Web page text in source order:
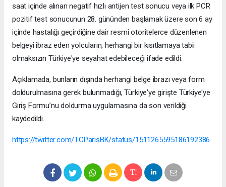
saat içinde alınan negatif hızlı antijen test sonucu veya ilk PCR
pozitif test sonucunun 28. gününden başlamak üzere son 6 ay
içinde hastalığı geçirdiğine dair resmi otoritelerce düzenlenen
belgeyi ibraz eden yolcuların, herhangi bir kısıtlamaya tabii
olmaksızın Türkiye'ye seyahat edebileceği ifade edildi.
Açıklamada, bunların dışında herhangi belge ibrazı veya form
doldurulmasına gerek bulunmadığı, Türkiye'ye girişte Türkiye'ye
Giriş Formu’nu doldurma uygulamasına da son verildiği
kaydedildi.
https://twitter.com/TCParisBK/status/1511265595186192386